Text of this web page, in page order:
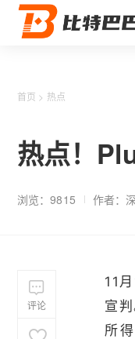
首页 > 热点
热点！
浏览：9815 作者：
11
宣
所
评论